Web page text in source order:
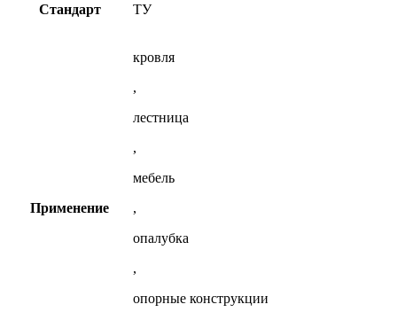
Стандарт ТУ
Применение
кровля
,
лестница
,
мебель
,
опалубка
,
опорные конструкции